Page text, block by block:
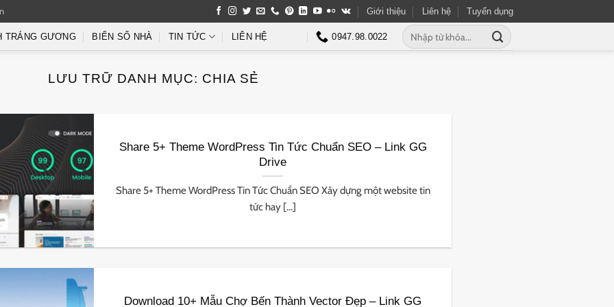
Giới thiệu Liên hệ Tuyển dụng
TRÁNG GƯƠNG BIỂN SỐ NHÀ TIN TỨC LIÊN HỆ 0947.98.0022
Tìm
kiếm:
LƯU TRỮ DANH MỤC: CHIA SẺ
Share 5+ Theme WordPress Tin Tức Chuẩn SEO – Link GG
Drive
Share 5+ Theme WordPress Tin Tức Chuẩn SEO Xây dựng một website tin
tức hay [...]
Download 10+ Mẫu Chợ Bến Thành Vector Đẹp – Link GG